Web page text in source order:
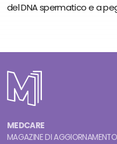
del DNA spermatico e a
MEDCARE
MAGAZINE DI